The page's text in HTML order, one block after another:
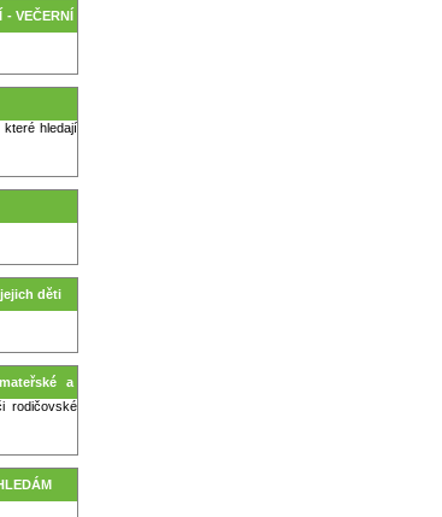
VEČERNÍ
hledají
děti
a
rodičovské